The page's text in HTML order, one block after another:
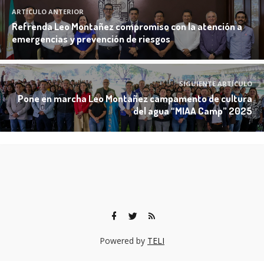
ARTÍCULO ANTERIOR
Refrenda Leo Montañez compromiso con la atención a
emergencias y prevención de riesgos
SIGUIENTE ARTÍCULO
Pone en marcha Leo Montañez campamento de cultura
del agua “MIAA Camp” 2025
Powered by TELI